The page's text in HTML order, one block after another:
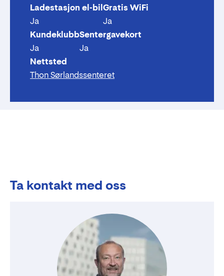
Ladestasjon el-bil
Ja
Gratis WiFi
Ja
Kundeklubb
Ja
Sentergavekort
Ja
Nettsted
Thon Sørlandssenteret
Ta kontakt med oss